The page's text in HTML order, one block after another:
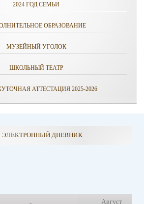
2024 ГОД СЕМЬИ
ОБРАЗОВАНИЕ
МУЗЕЙНЫЙ УГОЛОК
ШКОЛЬНЫЙ ТЕАТР
АТТЕСТАЦИЯ 2025-2026
ЭЛЕКТРОННЫЙ ДНЕВНИК
Август